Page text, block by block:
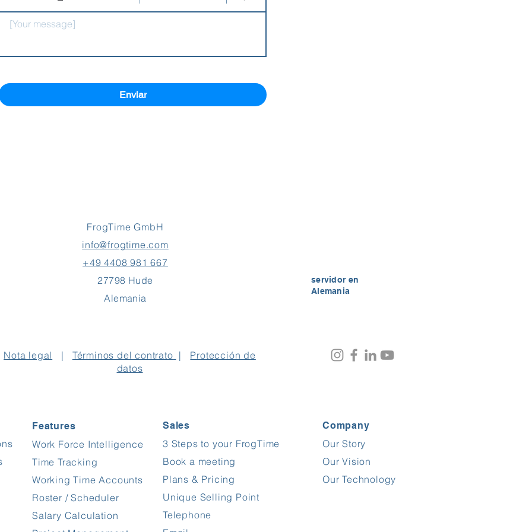
[Your message]
Enviar
FrogTime GmbH
info@frogtime.com
+49 4408 981 667
27798 Hude
Alemania
servidor en
Alemania
Nota legal | Términos del contrato | Protección de
datos
Features
Work Force Intelligence
Time Tracking
Working Time Accounts
Roster / Scheduler
Salary Calculation
Sales
3 Steps to your FrogTime
Book a meeting
Plans & Pricing
Unique Selling Point
Telephone
Company
Our Story
Our Vision
Our TechnologyEXCELENTE